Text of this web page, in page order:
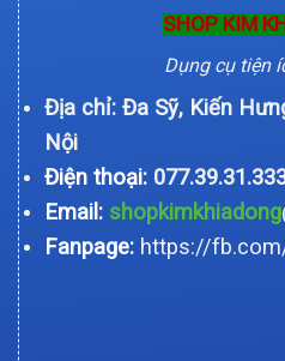
SHOP KIM
Dụng cụ tiện
Địa chỉ: Đa Sỹ, Kiến
Nội
Điện thoại:
Email:shopkimkhiadong
Fanpage: https://